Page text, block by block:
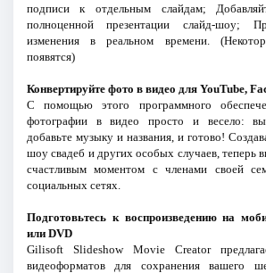
подписи к отдельным слайдам;
полноценной презентации слайд-шоу;
изменения в реальном времени.
появятся)
Конвертируйте фото в видео для YouTube,
С помощью этого программного
фотографии в видео просто и весело:
добавьте музыку и названия, и готово!
шоу свадеб и других особых случаев, теперь
счастливым моментом с членами своей
социальных сетях.
Подготовьтесь к воспроизведению на
или DVD
Gilisoft Slideshow Movie Creator
видеоформатов для сохранения вашего